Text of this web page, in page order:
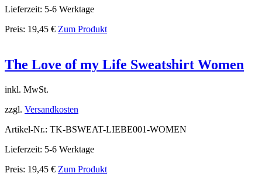
Lieferzeit: 5-6 Werktage
Preis: 19,45 € Zum Produkt
The Love of my Life Sweatshirt Women
inkl. MwSt.
zzgl. Versandkosten
Artikel-Nr.: TK-BSWEAT-LIEBE001-WOMEN
Lieferzeit: 5-6 Werktage
Preis: 19,45 € Zum Produkt